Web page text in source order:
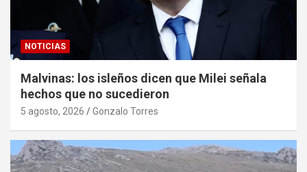
NOTICIAS
Malvinas: los isleños dicen que Milei señala
hechos que no sucedieron
5 agosto, 2026 Gonzalo Torres